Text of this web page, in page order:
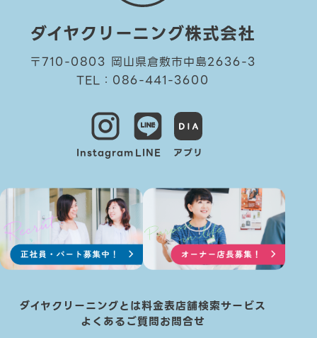
ダイヤクリーニング株式会社
〒710-0803 岡山県倉敷市中島2636-3
TEL：086-441-3600
InstagramLINE アプリ
ダイヤクリーニングとは料金表店舗検索サービス
よくあるご質問お問合せ